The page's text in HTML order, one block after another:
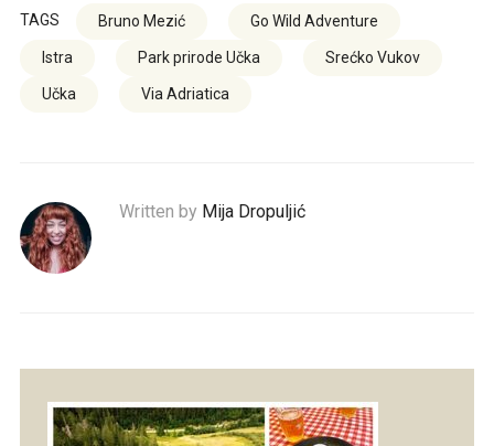
TAGS Bruno Mezić Go Wild Adventure
Istra Park prirode Učka Srećko Vukov
Učka Via Adriatica
Written by Mija Dropuljić